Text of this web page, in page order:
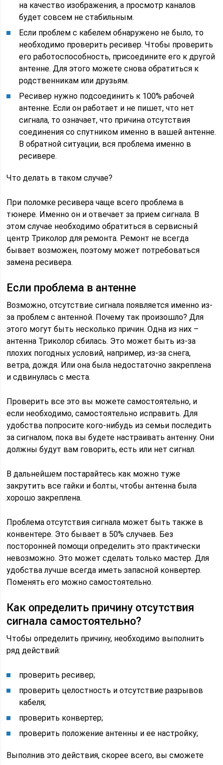
на качество изображения, а просмотр каналов
будет совсем не стабильным.
Если проблем с кабелем обнаружено не было, то
необходимо проверить ресивер. Чтобы проверить
его работоспособность, присоедините его к другой
антенне. Для этого можете снова обратиться к
родственникам или друзьям.
Ресивер нужно подсоединить к 100% рабочей
антенне. Если он работает и не пишет, что нет
сигнала, то означает, что причина отсутствия
соединения со спутником именно в вашей антенне.
В обратной ситуации, вся проблема именно в
ресивере.
Что делать в таком случае?
При поломке ресивера чаще всего проблема в
тюнере. Именно он и отвечает за прием сигнала. В
этом случае необходимо обратиться в сервисный
центр Триколор для ремонта. Ремонт не всегда
бывает возможен, поэтому может потребоваться
замена ресивера.
Если проблема в антенне
Возможно, отсутствие сигнала появляется именно из-
за проблем с антенной. Почему так произошло? Для
этого могут быть несколько причин. Одна из них –
антенна Триколор сбилась. Это может быть из-за
плохих погодных условий, например, из-за снега,
ветра, дождя. Или она была недостаточно закреплена
и сдвинулась с места.
Проверить все это вы можете самостоятельно, и
если необходимо, самостоятельно исправить. Для
удобства попросите кого-нибудь из семьи последить
за сигналом, пока вы будете настраивать антенну. Они
должны будут вам говорить, есть или нет сигнал.
В дальнейшем постарайтесь как можно туже
закрутить все гайки и болты, чтобы антенна была
хорошо закреплена.
Проблема отсутствия сигнала может быть также в
конвентере. Это бывает в 50% случаев. Без
посторонней помощи определить это практически
невозможно. Это может сделать только мастер. Для
удобства лучше всегда иметь запасной конвертер.
Поменять его можно самостоятельно.
Как определить причину отсутствия
сигнала самостоятельно?
Чтобы определить причину, необходимо выполнить
ряд действий:
проверить ресивер;
проверить целостность и отсутствие разрывов
кабеля;
проверить конвертер;
проверить положение антенны и ее настройку;
Выполнив это действия, скорее всего, вы сможете